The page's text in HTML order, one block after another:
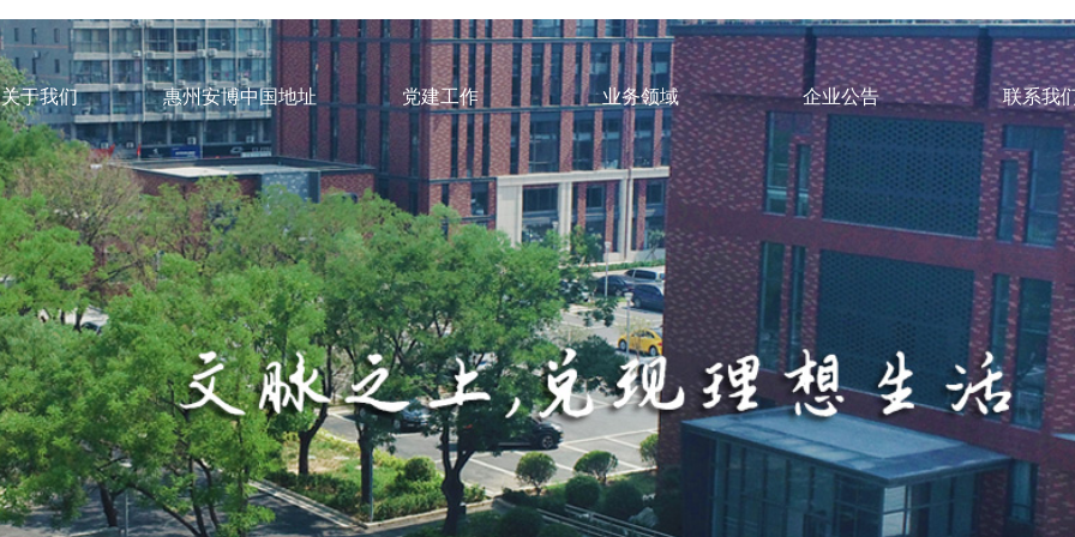
关于我们 惠州安博中国地址 党建工作 业务领域 企业公告 联系我